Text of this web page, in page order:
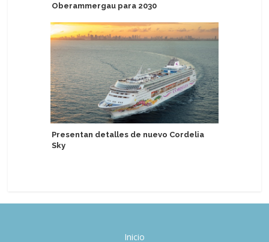
Oberammergau para 2030
Presentan detalles de nuevo Cordelia
Sky
Inicio